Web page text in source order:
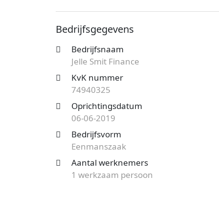
mogelijkheden?Start nu je gratis
het aanbod en bespaar op de kosten!
Bedrijfsgegevens
Bedrijfsnaam
Jelle Smit Finance
KvK nummer
74940325
Oprichtingsdatum
06-06-2019
Bedrijfsvorm
Eenmanszaak
Aantal werknemers
1 werkzaam persoon